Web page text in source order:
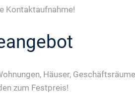
Kontaktaufnahme!
Häuser,
zum Festpreis!